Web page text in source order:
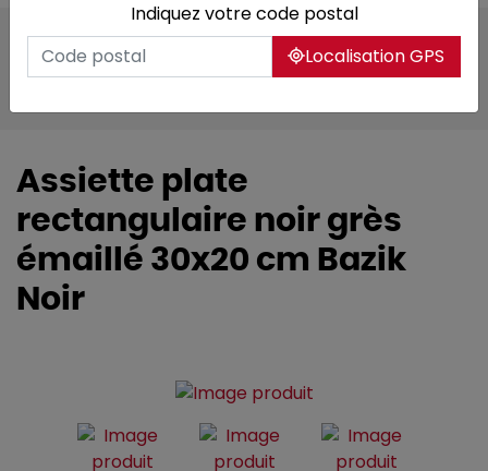
Tous les produits
Arts de la table
Vaisselle
Assiettes & services
Assiette plate
rectangulaire noir grès
émaillé 30x20 cm Bazik
Noir
Indiquez votre code postal
Localisation GPS